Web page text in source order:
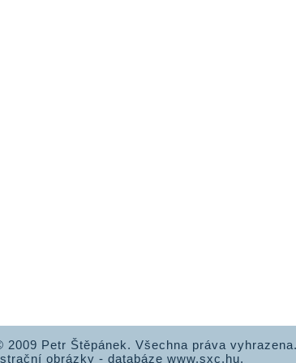
2009 Petr Štěpánek. Všechna práva
obrázky - databáze www.sxc.hu.